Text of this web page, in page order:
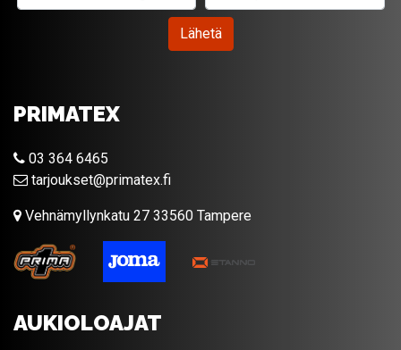
Lähetä
PRIMATEX
03 364 6465
tarjoukset@primatex.fi
Vehnämyllynkatu 27 33560 Tampere
AUKIOLOAJAT